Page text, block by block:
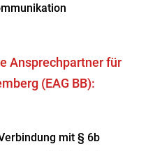
Ansprechpartner für
(EAG BB):
mit § 6b